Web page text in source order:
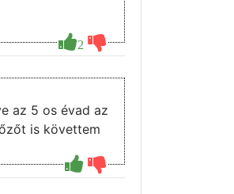
2
is követtem